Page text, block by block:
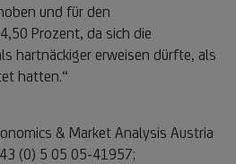
und für den
Prozent, da sich die
hartnäckiger erweisen dürfte, als
hatten.“
& Market Analysis Austria
(0) 5 05 05-41957;